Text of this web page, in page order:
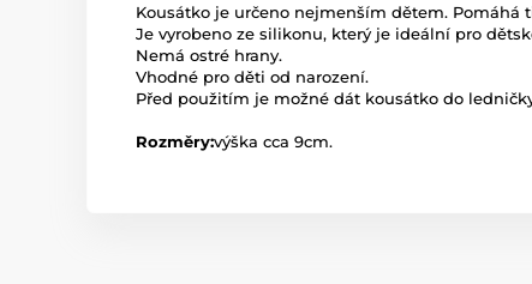
Kousátko je určeno nejmenším dětem.
Je vyrobeno ze silikonu, který je ideální pro
Nemá ostré hrany.
Vhodné pro děti od narození.
Před použitím je možné dát kousátko do
Rozměry:výška cca 9cm.